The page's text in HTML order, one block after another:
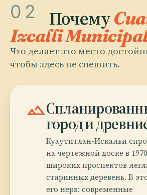
02 Почему
Izcalli
Что делает это место
чтобы здесь не спешить.
landscape
город и
Куаутитлан-Искальи
на чертежной доске в
широких проспектов
старинных деревень. В
его нерв: современные